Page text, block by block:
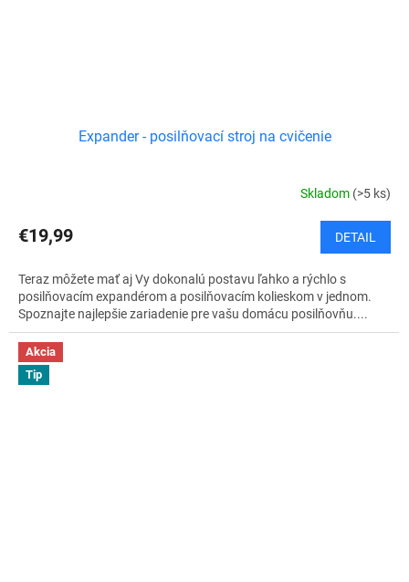
Expander - posilňovací stroj na cvičenie
Skladom (>5 ks)
€19,99 DETAIL
Teraz môžete mať aj Vy dokonalú postavu ľahko a rýchlo s
posilňovacím expandérom a posilňovacím kolieskom v jednom.
Spoznajte najlepšie zariadenie pre vašu domácu posilňovňu....
Akcia
Tip